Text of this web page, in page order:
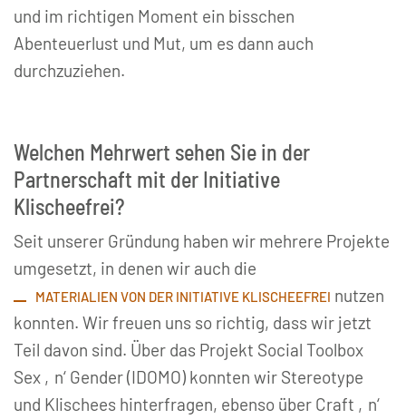
und im richtigen Moment ein bisschen
Abenteuerlust und Mut, um es dann auch
durchzuziehen.
Welchen Mehrwert sehen Sie in der
Partnerschaft mit der Initiative
Klischeefrei?
Seit unserer Gründung haben wir mehrere Projekte
umgesetzt, in denen wir auch die
MATERIALIEN VON DER INITIATIVE KLISCHEEFREI nutzen
konnten. Wir freuen uns so richtig, dass wir jetzt
Teil davon sind. Über das Projekt Social Toolbox
Sex ‚n‘ Gender (IDOMO) konnten wir Stereotype
und Klischees hinterfragen, ebenso über Craft ‚n‘